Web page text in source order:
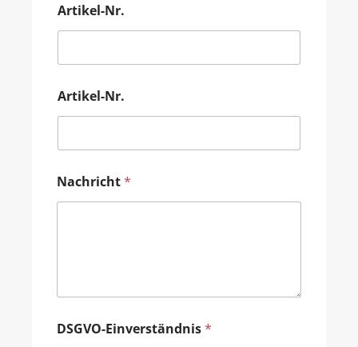
Artikel-Nr.
Artikel-Nr.
Nachricht*
DSGVO-Einverständnis*